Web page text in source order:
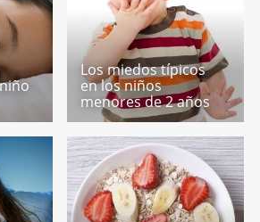
Los miedos típicos
en los niños
menores de 2 años